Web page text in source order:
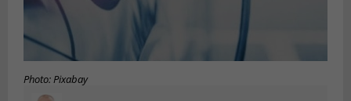
Photo: Pixabay